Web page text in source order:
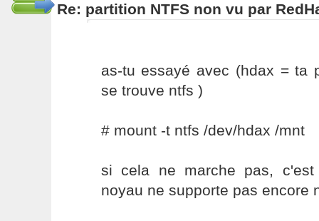
Re: partition NTFS non vu par
as-tu essayé avec (hdax = ta
se trouve ntfs )
# mount -t ntfs /dev/hdax /mnt
si cela ne marche pas,
noyau ne supporte pas encore